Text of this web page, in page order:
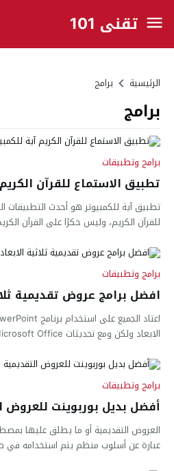
تقني 101
الرئيسية برامج
برامج
برامج وتطبيقات
تطبيق الاستماع للقرآن
تطبيق آية للكمبيوتر هو أحدث التطبيقات
للقرآن الكريم، وليس حكرًا على القرآن
برامج وتطبيقات
افضل برامج عروض تقديمية
الابعاد ولكن ومع تحديثات Microsoft Office في الآونة الأخيرة...
برامج وتطبيقات
أفضل بديل بوربوينت للعروض
عبارة عن أسلوب منظم يتم استخدامه في